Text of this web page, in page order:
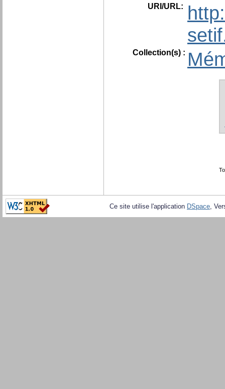
URI/URL:
Collection(s) :
Ce site utilise l'application DSpace,